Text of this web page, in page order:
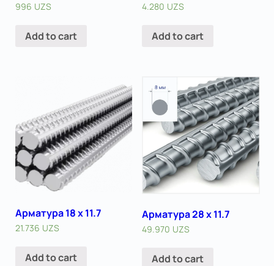
996 UZS
Add to cart
4.280 UZS
Add to cart
Арматура 18 x 11.7
21.736 UZS
Add to cart
Арматура 28 x 11.7
49.970 UZS
Add to cart